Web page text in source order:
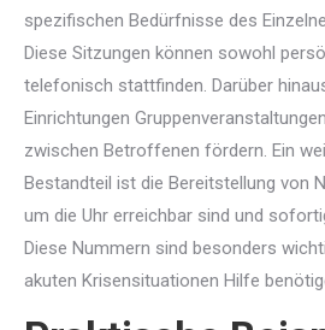
spezifischen Bedürfnisse des
Diese Sitzungen können sowohl
telefonisch stattfinden. Darüber
Einrichtungen
zwischen Betroffenen fördern. Ein
Bestandteil ist die Bereitstellung von
um die Uhr erreichbar sind und
Diese Nummern sind besonders
akuten Krisensituationen Hilfe